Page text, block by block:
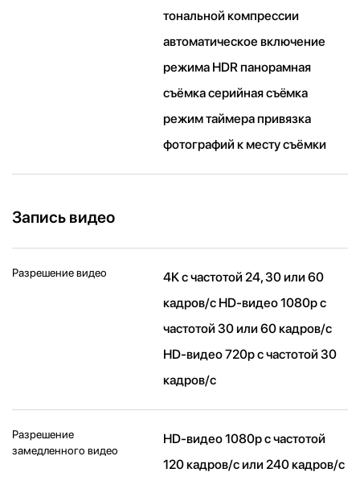
тональной компрессии
автоматическое включение
режима HDR панорамная
съёмка серийная съëмка
режим таймера привязка
фотографий к месту съёмки
Запись видео
Разрешение видео
4K с частотой 24, 30 или 60
кадров/ с HD-видео 1080p с
частотой 30 или 60 кадров/ с
HD-видео 720p с частотой 30
кадров/ с
Разрешение
замедленного видео
HD-видео 1080р c частотой
120 кадров/ с или 240 кадров/ с